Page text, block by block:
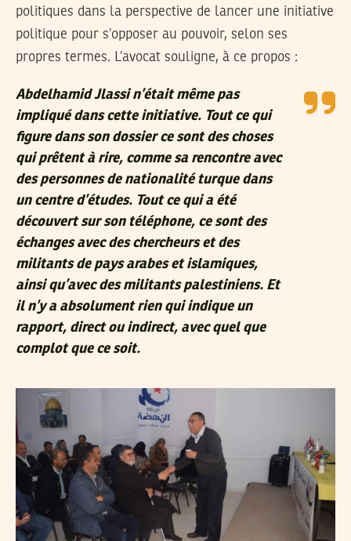
politiques dans la perspective de lancer une initiative
politique pour s’opposer au pouvoir, selon ses
propres termes. L’avocat souligne, à ce propos :
Abdelhamid Jlassi n’était même pas
impliqué dans cette initiative. Tout ce qui
figure dans son dossier ce sont des choses
qui prêtent à rire, comme sa rencontre avec
des personnes de nationalité turque dans
un centre d’études. Tout ce qui a été
découvert sur son téléphone, ce sont des
échanges avec des chercheurs et des
militants de pays arabes et islamiques,
ainsi qu’avec des militants palestiniens. Et
il n’y a absolument rien qui indique un
rapport, direct ou indirect, avec quel que
complot que ce soit.